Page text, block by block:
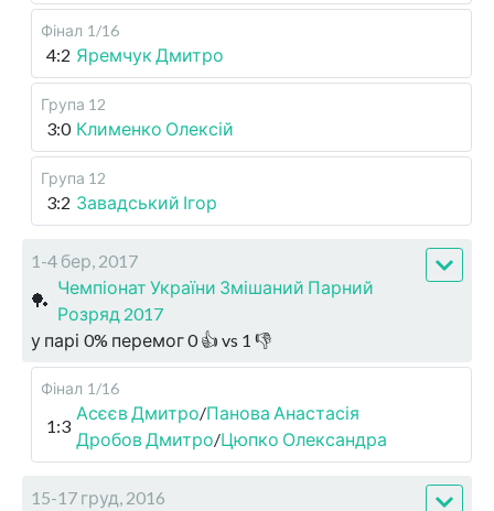
Фінал 1/16
4:2 Яремчук Дмитро
Група 12
3:0 Клименко Олексій
Група 12
3:2 Завадський Ігор
1-4 бер, 2017
🏓
Чемпіонат України Змішаний Парний
Розряд 2017
у парі 0% перемог0👍 vs 1 👎
Фінал 1/16
1:3
Асєєв Дмитро/Панова Анастасія
Дробов Дмитро/Цюпко Олександра
15-17 груд, 2016